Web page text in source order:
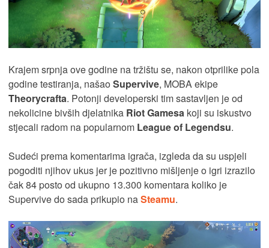
Krajem srpnja ove godine na tržištu se, nakon otprilike pola
godine testiranja, našao Supervive, MOBA ekipe
Theorycrafta. Potonji developerski tim sastavljen je od
nekolicine bivših djelatnika Riot Gamesa koji su iskustvo
stjecali radom na popularnom League of Legendsu.
Sudeći prema komentarima igrača, izgleda da su uspjeli
pogoditi njihov ukus jer je pozitivno mišljenje o igri izrazilo
čak 84 posto od ukupno 13.300 komentara koliko je
Supervive do sada prikupio naSteamu.